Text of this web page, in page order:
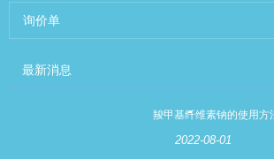
询价单
最新消息
羧甲基纤维素钠的使用方
2022-08-01